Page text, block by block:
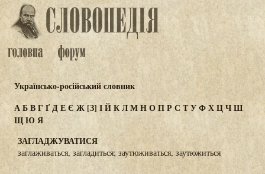
Українсько-російський словник
АБВГҐДЕЄ Ж[З] ІЙКЛМНОПР С ТУФХЦЧШ
ЩЮ Я
ЗАГЛАДЖУВАТИСЯ
заглаживаться, загладиться; заутюживаться, заутюжиться